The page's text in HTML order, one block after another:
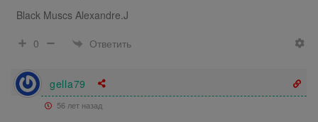
Black Muscs Alexandre.J
0
Ответить
gella79
56 лет назад